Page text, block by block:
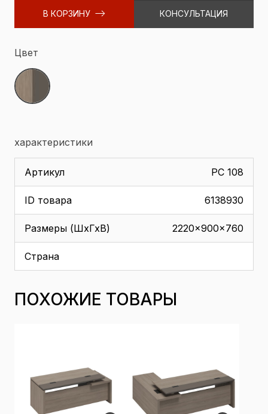
В КОРЗИНУ КОНСУЛЬТАЦИЯ
Цвет
характеристики
Артикул РС 108
ID товара 6138930
Размеры (ШхГхВ) 2220x900x760
Страна
ПОХОЖИЕ ТОВАРЫ